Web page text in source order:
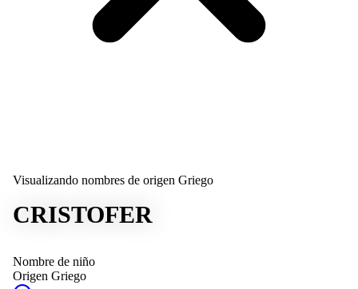
Visualizando nombres de origen Griego
CRISTOFER
Nombre de niño
Origen Griego